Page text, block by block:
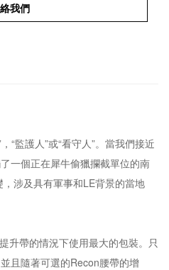
我們
“監護人”或“看守人”。當我們接近
一個正在犀牛偷獵攔截單位的南
涉及具有軍事和LE背景的當地
升帶的情況下使用最大的包裝。只
且隨著可選的Recon腰帶的增